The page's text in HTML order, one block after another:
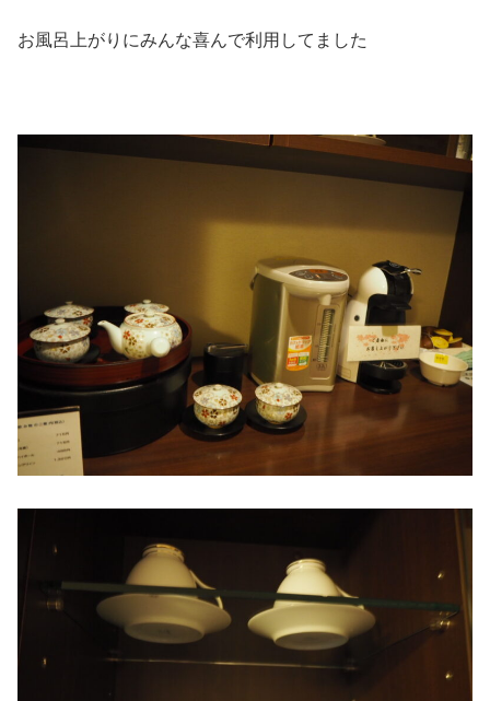
お風呂上がりにみんな喜んで利用してました